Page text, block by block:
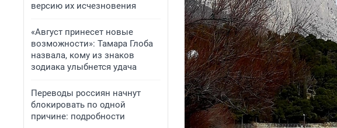
версию их исчезновения
«Август принесет новые
возможности»: Тамара Глоба
назвала, кому из знаков
зодиака улыбнется удача
Переводы россиян начнут
блокировать по одной
причине: подробности